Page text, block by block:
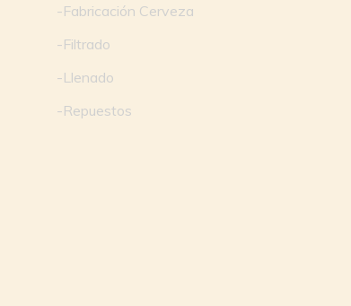
-Fabricación Cerveza
-Filtrado
-Llenado
-Repuestos